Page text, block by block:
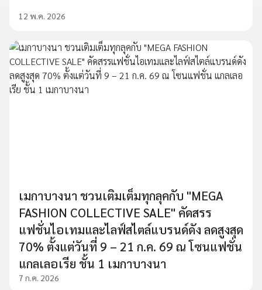
12 พ.ค. 2026
เมกาบางนา ชวนเติมเต็มทุกลุคกับ "MEGA
FASHION COLLECTIVE SALE" คัดสรร
แฟชั่นไอเทมและไลฟ์สไตล์แบรนด์ดัง ลดสูงสุด
70% ตั้งแต่วันที่ 9 – 21 ก.ค. 69 ณ โซนแฟชั่น
แกลเลอเรีย ชั้น 1 เมกาบางนา
7 ก.ค. 2026